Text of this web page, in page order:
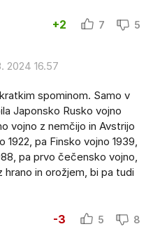
+2 7 5
2024 16.57
spominom. Samo v
Japonsko Rusko vojno
vojno z nemčijo in Avstrijo
1922, pa Finsko vojno 1939,
pa prvo čečensko vojno,
in orožjem, bi pa tudi
-3 5 8